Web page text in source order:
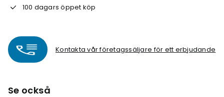
100 dagars öppet köp
Kontakta vår företagssäljare för ett erbjudande
Se också